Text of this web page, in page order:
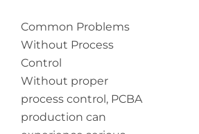
Common Problems
Without Process
Control
Without proper
process control, PCBA
production can